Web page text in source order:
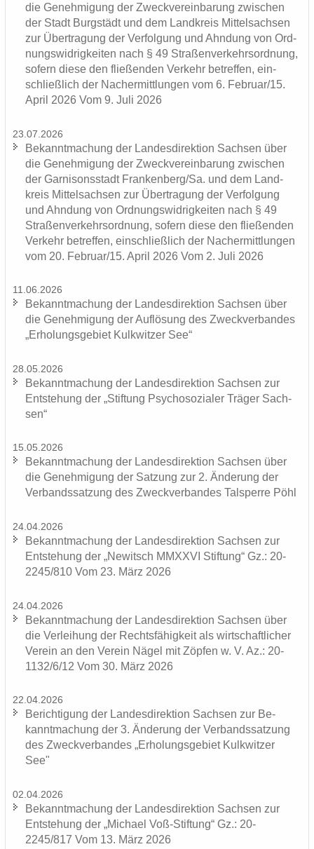
die Ge­neh­mi­gung der Zweck­ver­ein­ba­rung zwi­schen
der Stadt Burg­städt und dem Land­kreis Mit­tel­sach­sen
zur Über­tra­gung der Ver­fol­gung und Ahn­dung von Ord­
nungs­wid­rig­kei­ten nach § 49 Stra­ßen­ver­kehrs­ord­nung,
so­fern diese den flie­ßen­den Ver­kehr be­tref­fen, ein­
schließ­lich der Nacher­mitt­lun­gen vom 6. Fe­bru­ar/15.
April 2026 Vom 9. Juli 2026
23.07.2026
Be­kannt­ma­chung der Lan­des­di­rek­ti­on Sach­sen über
die Ge­neh­mi­gung der Zweck­ver­ein­ba­rung zwi­schen
der Gar­ni­sons­stadt Fran­ken­berg/Sa. und dem Land­
kreis Mit­tel­sach­sen zur Über­tra­gung der Ver­fol­gung
und Ahn­dung von Ord­nungs­wid­rig­kei­ten nach § 49
Stra­ßen­ver­kehrs­ord­nung, so­fern diese den flie­ßen­den
Ver­kehr be­tref­fen, ein­schließ­lich der Nacher­mitt­lun­gen
vom 20. Fe­bru­ar/15. April 2026 Vom 2. Juli 2026
11.06.2026
Be­kannt­ma­chung der Lan­des­di­rek­ti­on Sach­sen über
die Ge­neh­mi­gung der Auf­lö­sung des Zweck­ver­ban­des
„Er­ho­lungs­ge­biet Kulk­wit­zer See“
28.05.2026
Be­kannt­ma­chung der Lan­des­di­rek­ti­on Sach­sen zur
Ent­ste­hung der „Stif­tung Psy­cho­so­zia­ler Trä­ger Sach­
sen“
15.05.2026
Be­kannt­ma­chung der Lan­des­di­rek­ti­on Sach­sen über
die Ge­neh­mi­gung der Sat­zung zur 2. Än­de­rung der
Ver­bands­sat­zung des Zweck­ver­ban­des Tal­sper­re Pöhl
24.04.2026
Be­kannt­ma­chung der Lan­des­di­rek­ti­on Sach­sen zur
Ent­ste­hung der „Ne­witsch MMXXVI Stif­tung“ Gz.: 20-
2245/810 Vom 23. März 2026
24.04.2026
Be­kannt­ma­chung der Lan­des­di­rek­ti­on Sach­sen über
die Ver­lei­hung der Rechts­fä­hig­keit als wirt­schaft­li­cher
Ver­ein an den Ver­ein Nägel mit Zöp­fen w. V. Az.: 20-
1132/6/12 Vom 30. März 2026
22.04.2026
Be­rich­ti­gung der Lan­des­di­rek­ti­on Sach­sen zur Be­
kannt­ma­chung der 3. Än­de­rung der Ver­bands­sat­zung
des Zweck­ver­ban­des „Er­ho­lungs­ge­biet Kulk­wit­zer
See"
02.04.2026
Be­kannt­ma­chung der Lan­des­di­rek­ti­on Sach­sen zur
Ent­ste­hung der „Mi­cha­el Voß-​Stiftung“ Gz.: 20-
2245/817 Vom 13. März 2026